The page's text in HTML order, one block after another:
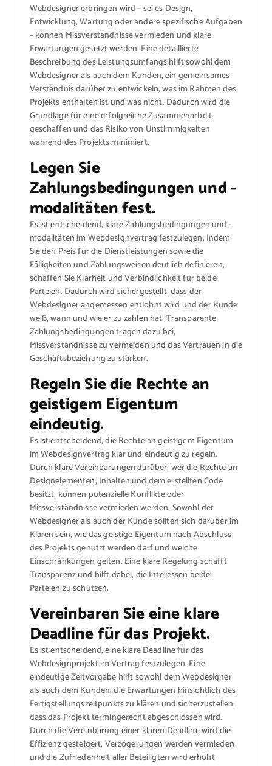
Webdesigner erbringen wird – sei es Design,
Entwicklung, Wartung oder andere spezifische Aufgaben
– können Missverständnisse vermieden und klare
Erwartungen gesetzt werden. Eine detaillierte
Beschreibung des Leistungsumfangs hilft sowohl dem
Webdesigner als auch dem Kunden, ein gemeinsames
Verständnis darüber zu entwickeln, was im Rahmen des
Projekts enthalten ist und was nicht. Dadurch wird die
Grundlage für eine erfolgreiche Zusammenarbeit
geschaffen und das Risiko von Unstimmigkeiten
während des Projekts minimiert.
Legen Sie
Zahlungsbedingungen und -
modalitäten fest.
Es ist entscheidend, klare Zahlungsbedingungen und -
modalitäten im Webdesignvertrag festzulegen. Indem
Sie den Preis für die Dienstleistungen sowie die
Fälligkeiten und Zahlungsweisen deutlich definieren,
schaffen Sie Klarheit und Verbindlichkeit für beide
Parteien. Dadurch wird sichergestellt, dass der
Webdesigner angemessen entlohnt wird und der Kunde
weiß, wann und wie er zu zahlen hat. Transparente
Zahlungsbedingungen tragen dazu bei,
Missverständnisse zu vermeiden und das Vertrauen in die
Geschäftsbeziehung zu stärken.
Regeln Sie die Rechte an
geistigem Eigentum
eindeutig.
Es ist entscheidend, die Rechte an geistigem Eigentum
im Webdesignvertrag klar und eindeutig zu regeln.
Durch klare Vereinbarungen darüber, wer die Rechte an
Designelementen, Inhalten und dem erstellten Code
besitzt, können potenzielle Konflikte oder
Missverständnisse vermieden werden. Sowohl der
Webdesigner als auch der Kunde sollten sich darüber im
Klaren sein, wie das geistige Eigentum nach Abschluss
des Projekts genutzt werden darf und welche
Einschränkungen gelten. Eine klare Regelung schafft
Transparenz und hilft dabei, die Interessen beider
Parteien zu schützen.
Vereinbaren Sie eine klare
Deadline für das Projekt.
Es ist entscheidend, eine klare Deadline für das
Webdesignprojekt im Vertrag festzulegen. Eine
eindeutige Zeitvorgabe hilft sowohl dem Webdesigner
als auch dem Kunden, die Erwartungen hinsichtlich des
Fertigstellungszeitpunkts zu klären und sicherzustellen,
dass das Projekt termingerecht abgeschlossen wird.
Durch die Vereinbarung einer klaren Deadline wird die
Effizienz gesteigert, Verzögerungen werden vermieden
und die Zufriedenheit aller Beteiligten wird erhöht.